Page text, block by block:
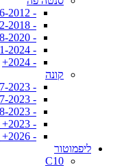
- 2006-2012
- 2012-2018
- 2018-2020
- 2021-2024
- 2024+
קונה
- 2017-2023 (בנזין)
- 2017-2023 (הייבריד)
- 2018-2023 (חשמלית)
- 2023+ (בנזין/הייבריד)
- 2026+ (חשמלית)
ליפמוטור
C10